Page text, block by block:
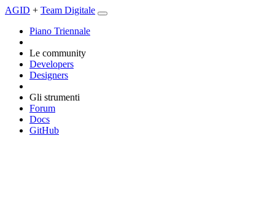
AGID + Team Digitale
Piano Triennale
Le community
Developers
Designers
Gli strumenti
Forum
Docs
GitHub